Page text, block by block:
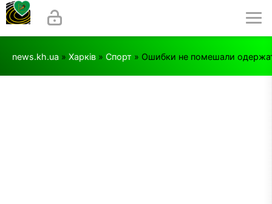
news.kh.ua » Харків » Спорт » Ошибки не помешали